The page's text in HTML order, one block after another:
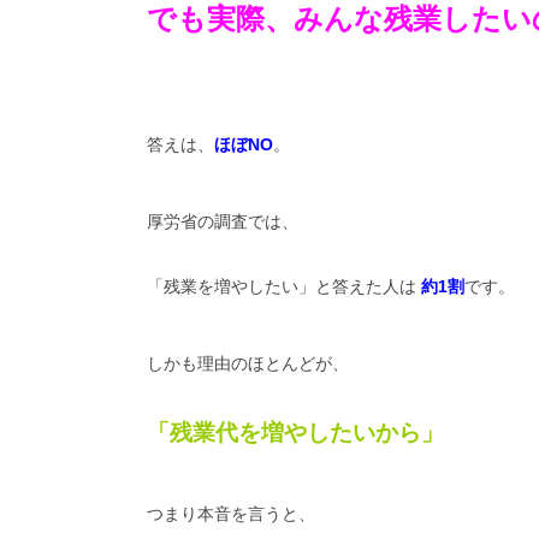
でも実際、みんな残業したい
答えは、 ほぼNO。
厚労省の調査では、
「残業を増やしたい」と答えた人は 約1割です。
しかも理由のほとんどが、
「残業代を増やしたいから」
つまり本音を言うと、